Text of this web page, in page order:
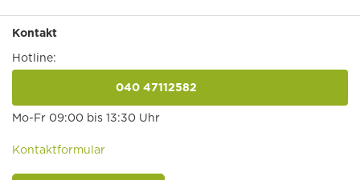
Kontakt
Hotline:
040 47112582
Mo-Fr 09:00 bis 13:30 Uhr
Kontaktformular